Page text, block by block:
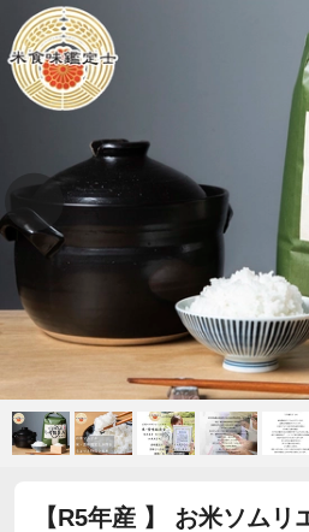
【R5年産 】 お米ソムリ